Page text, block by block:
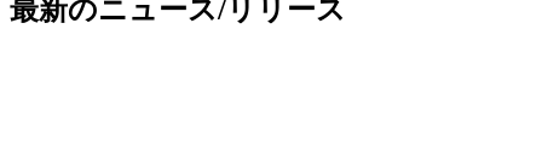
最新のニュース/リリース